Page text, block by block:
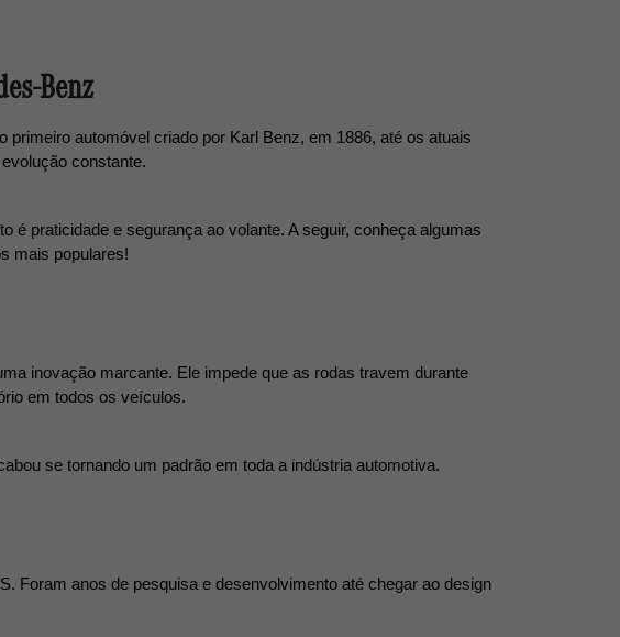
Benz
automóvel criado por Karl Benz, em 1886, até os atuais
constante.
é praticidade e segurança ao volante. A seguir, conheça algumas
mais populares!
inovação marcante. Ele impede que as rodas travem durante
em todos os veículos.
se tornando um padrão em toda a indústria automotiva.
Foram anos de pesquisa e desenvolvimento até chegar ao design